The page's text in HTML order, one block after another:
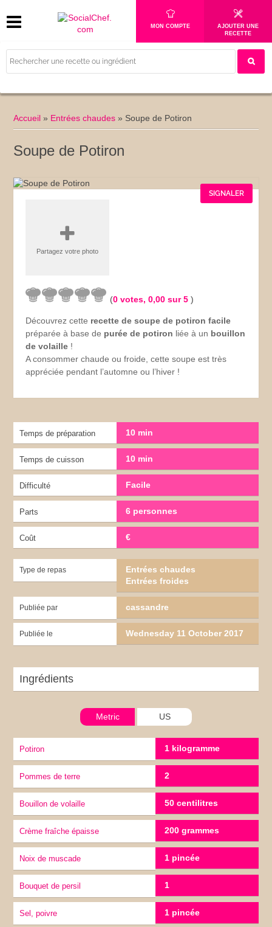
MON COMPTE
AJOUTER UNE
RECETTE
Accueil » Entrées chaudes » Soupe de Potiron
Soupe de Potiron
SIGNALER
Partagez votre photo
(0 votes,0,00 sur 5)
Découvrez cette recette de soupe de potiron facile
préparée à base de purée de potiron liée à un bouillon
de volaille !
A consommer chaude ou froide, cette soupe est très
appréciée pendant l’automne ou l’hiver !
Temps de préparation 10 min
Temps de cuisson 10 min
Difficulté Facile
Parts 6 personnes
Coût €
Type de repas
Entrées chaudes
Entrées froides
Publiée par cassandre
Publiée le Wednesday 11 October 2017
Ingrédients
Metric US
potiron 1 kilogramme
pommes de terre 2
Bouillon de volaille 50 centilitres
Crème fraîche épaisse 200 grammes
Noix de muscade 1 pincée
Bouquet de persil 1
Sel, poivre 1 pincée